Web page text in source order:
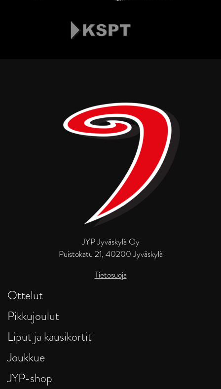
JYP Jyväskylä Oy
Puistokatu 21, 40200 Jyväskylä
Tietosuoja
Ottelut
Pikkujoulut
Liput ja kausikortit
Joukkue
JYP-shop